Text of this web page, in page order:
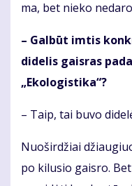
ma, bet nie­ko
– Gal­būt im­tis
di­de­lis gais­ras
„Eko­lo­gis­ti­ka“?
– Taip, tai bu­vo
Nuoširdžiai
po ki­lu­sio gais­ro.